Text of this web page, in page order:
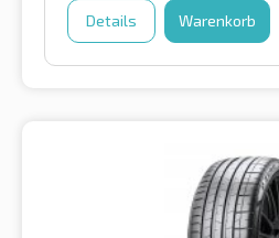
Details Warenkorb